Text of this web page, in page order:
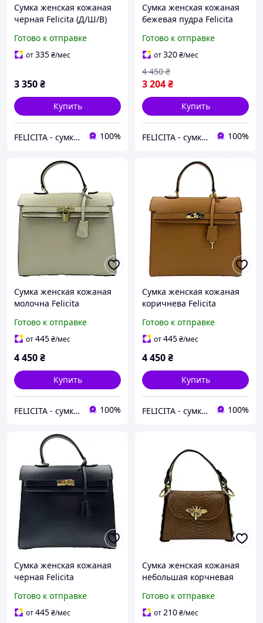
Сумка женская кожаная
черная Felicita (Д/Ш/В)
Готово к отправке
от335₴/мес
3 350₴
Купить
FELICITA - сумки і аксесуари з натуральної шкіри преміум класу 100%
Сумка женская кожаная
бежевая пудра Felicita
Готово к отправке
от320₴/мес
3 204₴
4 450 ₴
Купить
FELICITA - сумки і аксесуари з натуральної шкіри преміум класу 100%
Сумка женская кожаная
молочна Felicita
Готово к отправке
от445₴/мес
4 450₴
Купить
FELICITA - сумки і аксесуари з натуральної шкіри преміум класу 100%
Сумка женская кожаная
коричнева Felicita
Готово к отправке
от445₴/мес
4 450₴
Купить
FELICITA - сумки і аксесуари з натуральної шкіри преміум класу 100%
Сумка женская кожаная
черная Felicita
Готово к отправке
от445₴/мес
Сумка женская кожаная
небольшая корчневая
Готово к отправке
от210₴/мес